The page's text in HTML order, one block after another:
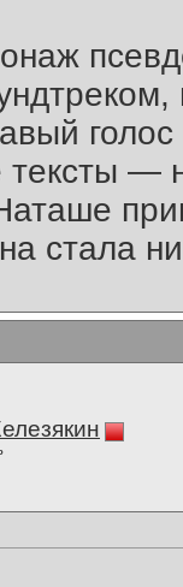
—
стала